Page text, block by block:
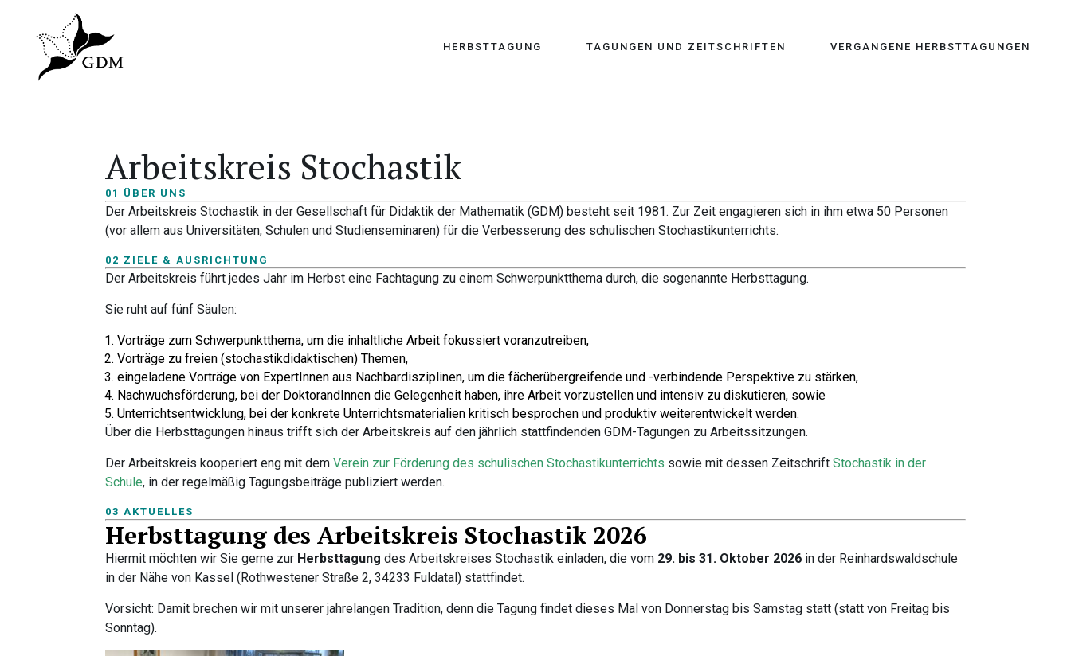
HERBSTTAGUNG TAGUNGEN UND ZEITSCHRIFTEN VERGANGENE HERBSTTAGUNGEN
Arbeitskreis Stochastik
01 ÜBER UNS
Der Arbeitskreis Stochastik in der Gesellschaft für Didaktik der Mathematik (GDM) besteht seit 1981. Zur Zeit engagieren sich in ihm etwa 50 Personen
(vor allem aus Universitäten, Schulen und Studienseminaren) für die Verbesserung des schulischen Stochastikunterrichts.
02 ZIELE & AUSRICHTUNG
Der Arbeitskreis führt jedes Jahr im Herbst eine Fachtagung zu einem Schwerpunktthema durch, die sogenannte Herbsttagung.
Sie ruht auf fünf Säulen:
Vorträge zum Schwerpunktthema, um die inhaltliche Arbeit fokussiert voranzutreiben,
Vorträge zu freien (stochastikdidaktischen) Themen,
eingeladene Vorträge von ExpertInnen aus Nachbardisziplinen, um die fächerübergreifende und -verbindende Perspektive zu stärken,
Nachwuchsförderung, bei der DoktorandInnen die Gelegenheit haben, ihre Arbeit vorzustellen und intensiv zu diskutieren, sowie
Unterrichtsentwicklung, bei der konkrete Unterrichtsmaterialien kritisch besprochen und produktiv weiterentwickelt werden.
Über die Herbsttagungen hinaus trifft sich der Arbeitskreis auf den jährlich stattfindenden GDM-Tagungen zu Arbeitssitzungen.
Der Arbeitskreis kooperiert eng mit dem Verein zur Förderung des schulischen Stochastikunterrichts sowie mit dessen Zeitschrift Stochastik in der
Schule, in der regelmäßig Tagungsbeiträge publiziert werden.
03 AKTUELLES
Herbsttagung des Arbeitskreis Stochastik 2026
Hiermit möchten wir Sie gerne zur Herbsttagung des Arbeitskreises Stochastik einladen, die vom 29. bis 31. Oktober 2026 in der Reinhardswaldschule
in der Nähe von Kassel (Rothwestener Straße 2, 34233 Fuldatal) stattfindet.
Vorsicht: Damit brechen wir mit unserer jahrelangen Tradition, denn die Tagung findet dieses Mal von Donnerstag bis Samstag statt (statt von Freitag bis
Sonntag).